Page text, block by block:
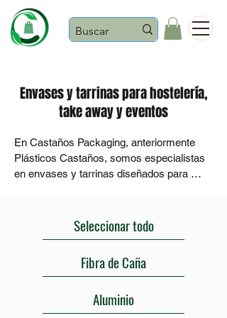
Envases y tarrinas para hostelería,
take away y eventos
En Castaños Packaging, anteriormente
Plásticos Castaños, somos especialistas
en envases y tarrinas diseñados para
fiestas populares. En esta sección
alimentos de forma cómoda, segura e
restaurantes como en celebraciones con
alta afluencia.
Seleccionar todo
Fibra de Caña
Aluminio